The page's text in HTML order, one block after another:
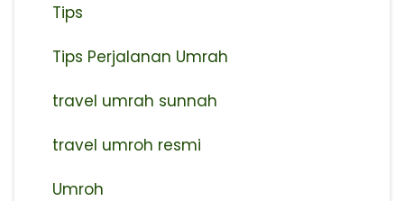
Tips
Tips Perjalanan Umrah
travel umrah sunnah
travel umroh resmi
Umroh